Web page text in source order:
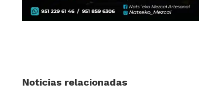
Noticias relacionadas